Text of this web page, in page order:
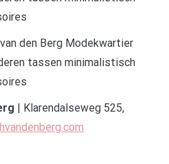
| Klarendalseweg 525,